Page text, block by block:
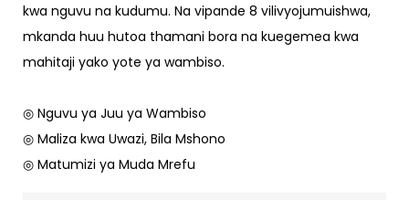
kwa nguvu na kudumu. Na vipande 8 vilivyojumuishwa,
mkanda huu hutoa thamani bora na kuegemea kwa
mahitaji yako yote ya wambiso.
◎ Nguvu ya Juu ya Wambiso
◎ Maliza kwa Uwazi, Bila Mshono
◎ Matumizi ya Muda Mrefu